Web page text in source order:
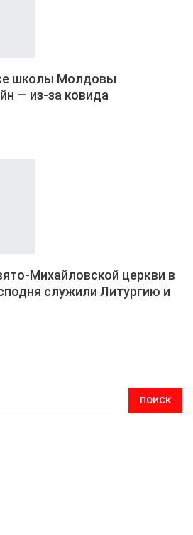
школы Молдовы
— из-за ковида
Михайловской церкви в
служили Литургию и